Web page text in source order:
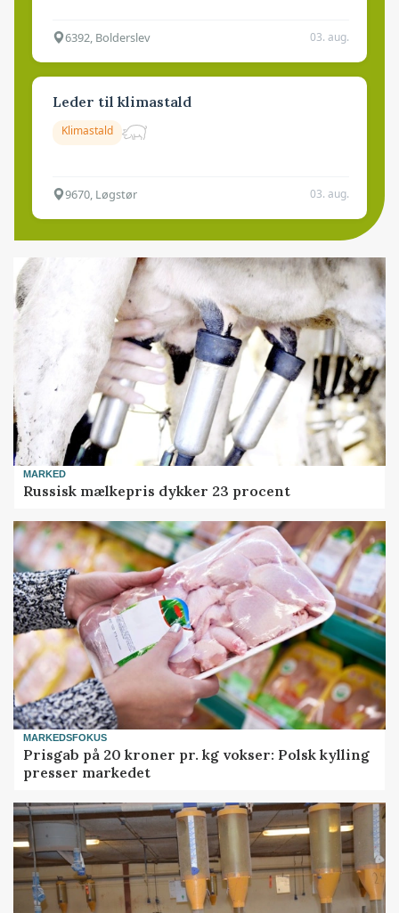
6392, Bolderslev 03. aug.
Leder til klimastald
Klimastald
9670, Løgstør 03. aug.
MARKED
Russisk mælkepris dykker 23 procent
MARKEDSFOKUS
Prisgab på 20 kroner pr. kg vokser: Polsk kylling
presser markedet